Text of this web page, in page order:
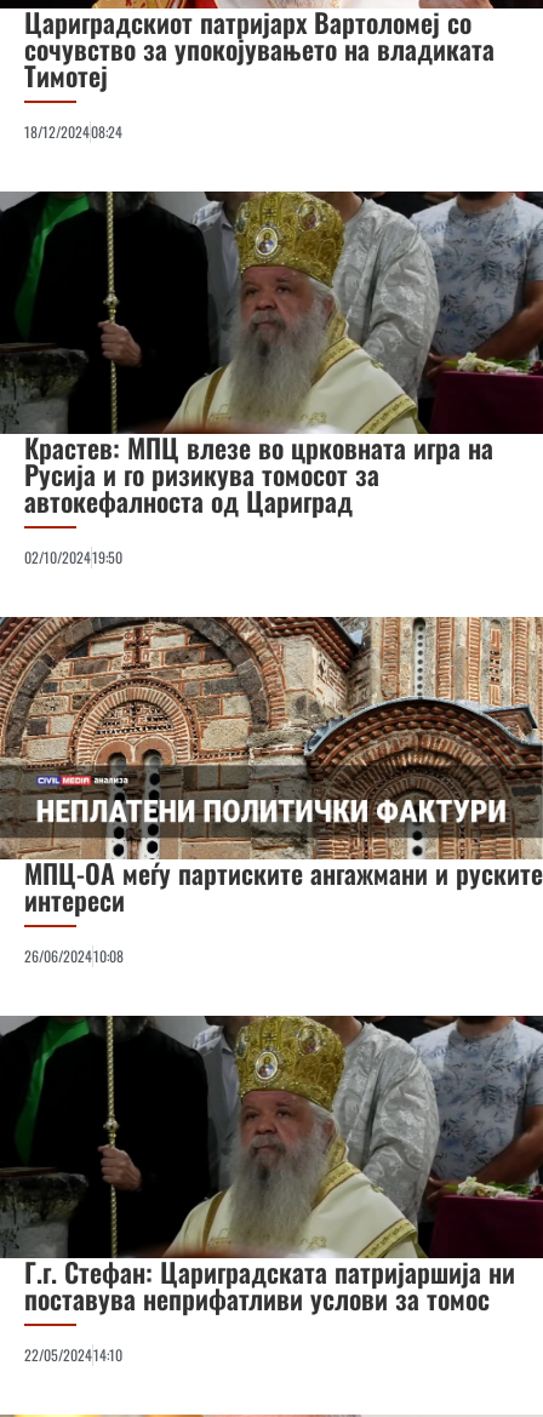
Цариградскиот патријарх Вартоломеј со
сочувство за упокојувањето на владиката
Тимотеј
18/12/202408:24
Крастев: МПЦ влезе во црковната игра на
Русија и го ризикува томосот за
автокефалноста од Цариград
02/10/202419:50
МПЦ-ОА меѓу партиските ангажмани и руските
интереси
26/06/202410:08
Г.г. Стефан: Цариградската патријаршија ни
поставува неприфатливи услови за томос
22/05/202414:10